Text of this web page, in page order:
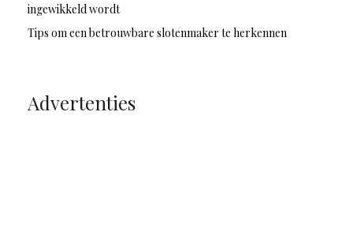
ingewikkeld wordt
Tips om een betrouwbare slotenmaker te herkennen
Advertenties